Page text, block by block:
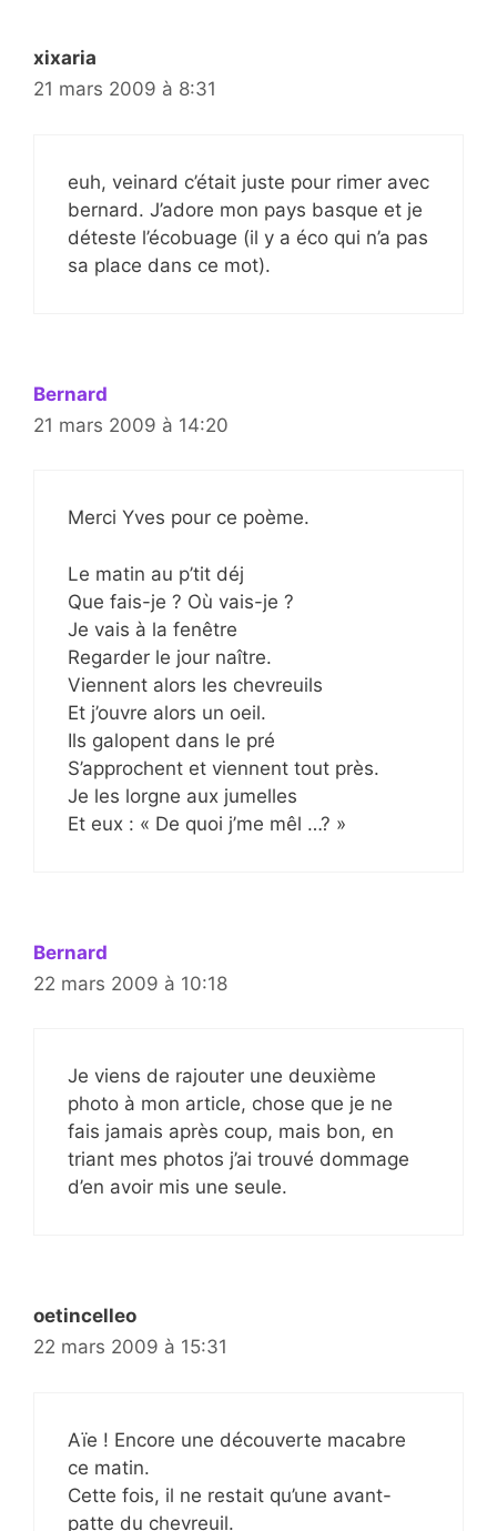
xixaria
21 mars 2009 à 8:31
euh, veinard c’était juste pour rimer avec
bernard. J’adore mon pays basque et je
déteste l’écobuage (il y a éco qui n’a pas
sa place dans ce mot).
Bernard
21 mars 2009 à 14:20
Merci Yves pour ce poème.
Le matin au p’tit déj
Que fais-je ? Où vais-je ?
Je vais à la fenêtre
Regarder le jour naître.
Viennent alors les chevreuils
Et j’ouvre alors un oeil.
Ils galopent dans le pré
S’approchent et viennent tout près.
Je les lorgne aux jumelles
Et eux : « De quoi j’me mêl …? »
Bernard
22 mars 2009 à 10:18
Je viens de rajouter une deuxième
photo à mon article, chose que je ne
fais jamais après coup, mais bon, en
triant mes photos j’ai trouvé dommage
d’en avoir mis une seule.
oetincelleo
22 mars 2009 à 15:31
Aïe ! Encore une découverte macabre
ce matin.
Cette fois, il ne restait qu’une avant-
patte du chevreuil.